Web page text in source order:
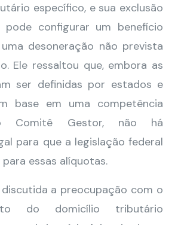
específico, e sua exclusão
pode configurar um benefício
desoneração não prevista
Ele ressaltou que, embora as
ser definidas por estados e
base em uma competência
Comitê Gestor, não há
para que a legislação federal
essas alíquotas.
a preocupação com o
do domicílio tributário